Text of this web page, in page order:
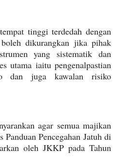
tinggi terdedah dengan
dikurangkan jika pihak
yang sistematik dan
utama iaitu pengenalpastian
dan juga kawalan risiko
agar semua majikan
Pencegahan Jatuh di
oleh JKKP pada Tahun